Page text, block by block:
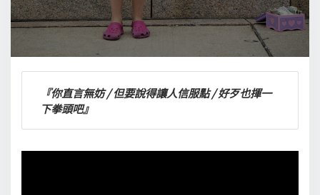
『你直言無妨 / 但要說得讓人信服點 / 好歹也揮一
下拳頭吧』